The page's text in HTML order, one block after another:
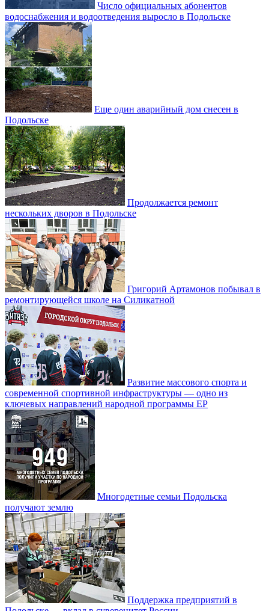
Число официальных абонентов
водоснабжения и водоотведения выросло в Подольске
Еще один аварийный дом снесен в
Подольске
Продолжается ремонт
нескольких дворов в Подольске
Григорий Артамонов побывал в
ремонтирующейся школе на Силикатной
Развитие массового спорта и
современной спортивной инфраструктуры — одно из
ключевых направлений народной программы ЕР
Многодетные семьи Подольска
получают землю
Поддержка предприятий в